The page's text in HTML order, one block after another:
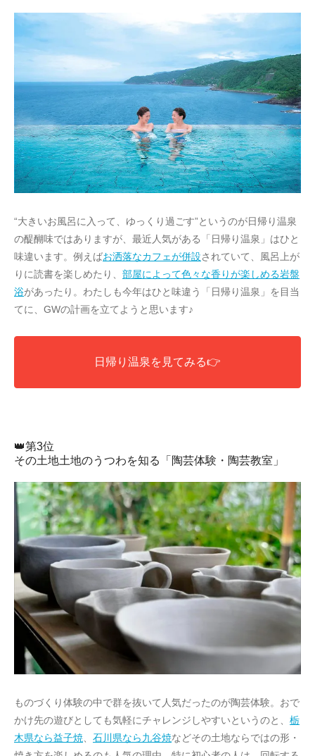
“大きいお風呂に入って、ゆっくり過ごす”というのが日帰り温泉
の醍醐味ではありますが、最近人気がある「日帰り温泉」はひと
味違います。例えばお洒落なカフェが併設されていて、風呂上が
りに読書を楽しめたり、 部屋によって色々な香りが楽しめる岩盤
浴があったり。わたしも今年はひと味違う「日帰り温泉」を目当
てに、GWの計画を立てようと思います♪
日帰り温泉を見てみる👉
👑第3位
その土地土地のうつわを知る「陶芸体験・陶芸教室」
ものづくり体験の中で群を抜いて人気だったのが陶芸体験。おで
かけ先の遊びとしても気軽にチャレンジしやすいというのと、 栃
木県なら益子焼
石川県なら九谷焼などその土地ならではの形・